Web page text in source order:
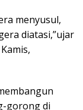
menyusul,
diatasi,”ujar
gorong di